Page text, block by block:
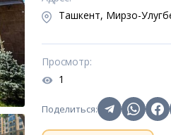
Ташкент, Мирзо-
Просмотр:
1
Поделиться: